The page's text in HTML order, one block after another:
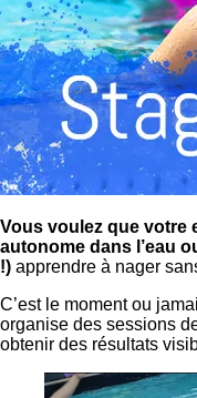
Vous voulez que votre
autonome dans l’eau
!) apprendre à nager
C’est le moment ou
organise des sessions
obtenir des résultats